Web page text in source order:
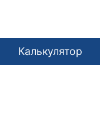
Калькулятор